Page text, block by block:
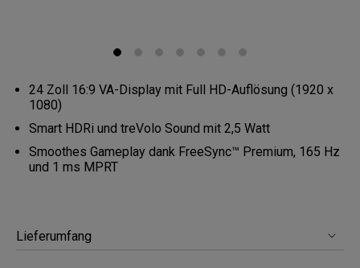
24 Zoll 16:9 VA-Display mit Full HD-Auflösung (1920 x
1080)
Smart HDRi und treVolo Sound mit 2,5 Watt
Smoothes Gameplay dank FreeSync™ Premium, 165 Hz
und 1 ms MPRT
Lieferumfang